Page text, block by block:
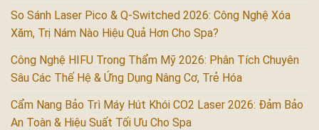
So Sánh Laser Pico & Q-Switched 2026: Công Nghệ Xóa
Xăm, Trị Nám Nào Hiệu Quả Hơn Cho Spa?
Công Nghệ HIFU Trong Thẩm Mỹ 2026: Phân Tích Chuyên
Sâu Các Thế Hệ & Ứng Dụng Nâng Cơ, Trẻ Hóa
Cẩm Nang Bảo Trì Máy Hút Khói CO2 Laser 2026: Đảm Bảo
An Toàn & Hiệu Suất Tối Ưu Cho Spa